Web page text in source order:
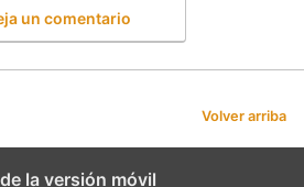
un comentario
Volver arriba
la versión móvil